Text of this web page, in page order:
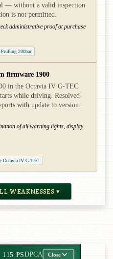
— without a valid inspection
is not permitted.
administrative proof at purchase
200bar
firmware 1900
in the Octavia IV G-TEC
while driving. Resolved
with update to version
of all warning lights, display
Octavia IV G-TEC
WEAKNESSES ▾
115 PSDPCA Close